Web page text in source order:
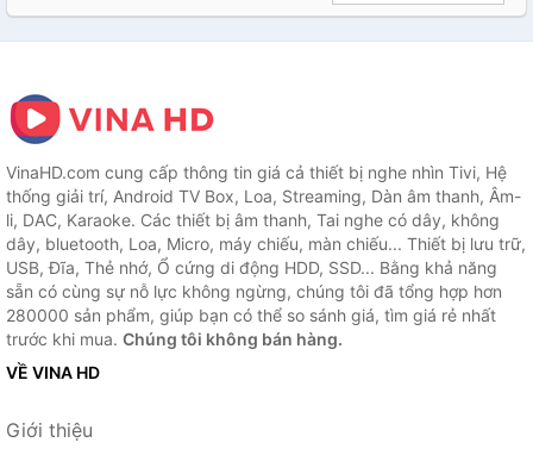
VinaHD.com cung cấp thông tin giá cả thiết bị nghe nhìn Tivi, Hệ
thống giải trí, Android TV Box, Loa, Streaming, Dàn âm thanh, Âm-
li, DAC, Karaoke. Các thiết bị âm thanh, Tai nghe có dây, không
dây, bluetooth, Loa, Micro, máy chiếu, màn chiếu... Thiết bị lưu trữ,
USB, Đĩa, Thẻ nhớ, Ổ cứng di động HDD, SSD... Bằng khả năng
sẵn có cùng sự nỗ lực không ngừng, chúng tôi đã tổng hợp hơn
280000 sản phẩm, giúp bạn có thể so sánh giá, tìm giá rẻ nhất
trước khi mua. Chúng tôi không bán hàng.
VỀ VINA HD
Giới thiệu